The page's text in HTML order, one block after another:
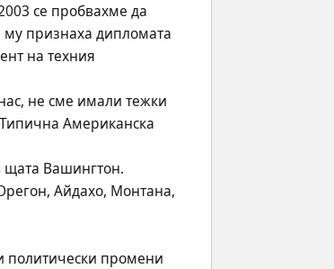
се пробвахме да
му признаха дипломата
на техния
не сме имали тежки
Американска
щата Вашингтон.
Айдахо, Монтана,
политически промени